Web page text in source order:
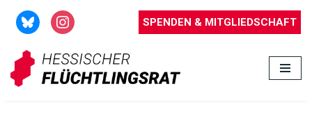
Zum
Inhalt
springen
SPENDEN & MITGLIEDSCHAFT